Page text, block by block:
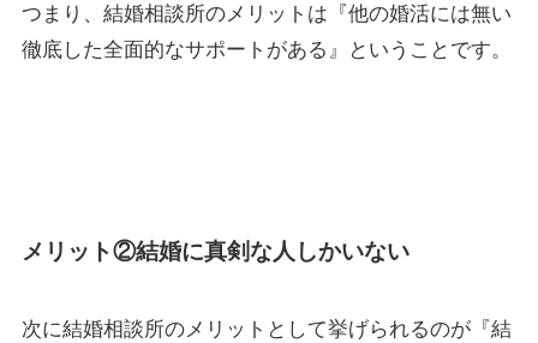
つまり、結婚相談所のメリットは『他の婚活には無い
徹底した全面的なサポートがある』ということです。
メリット②結婚に真剣な人しかいない
次に結婚相談所のメリットとして挙げられるのが『結